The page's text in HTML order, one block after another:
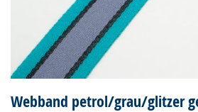
Webband petrol/grau/glitzer